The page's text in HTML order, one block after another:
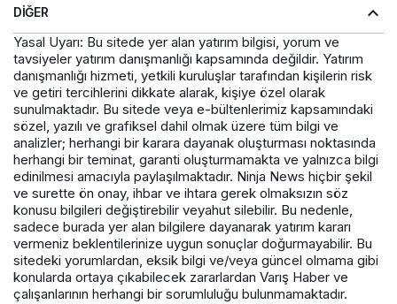
DIĞER
Yasal Uyarı: Bu sitede yer alan yatırım bilgisi, yorum ve
tavsiyeler yatırım danışmanlığı kapsamında değildir. Yatırım
danışmanlığı hizmeti, yetkili kuruluşlar tarafından kişilerin risk
ve getiri tercihlerini dikkate alarak, kişiye özel olarak
sunulmaktadır. Bu sitede veya e-bültenlerimiz kapsamındaki
sözel, yazılı ve grafiksel dahil olmak üzere tüm bilgi ve
analizler; herhangi bir karara dayanak oluşturması noktasında
herhangi bir teminat, garanti oluşturmamakta ve yalnızca bilgi
edinilmesi amacıyla paylaşılmaktadır. Ninja News hiçbir şekil
ve surette ön onay, ihbar ve ihtara gerek olmaksızın söz
konusu bilgileri değiştirebilir veyahut silebilir. Bu nedenle,
sadece burada yer alan bilgilere dayanarak yatırım kararı
vermeniz beklentilerinize uygun sonuçlar doğurmayabilir. Bu
sitedeki yorumlardan, eksik bilgi ve/veya güncel olmama gibi
konularda ortaya çıkabilecek zararlardan Varış Haber ve
çalışanlarının herhangi bir sorumluluğu bulunmamaktadır.